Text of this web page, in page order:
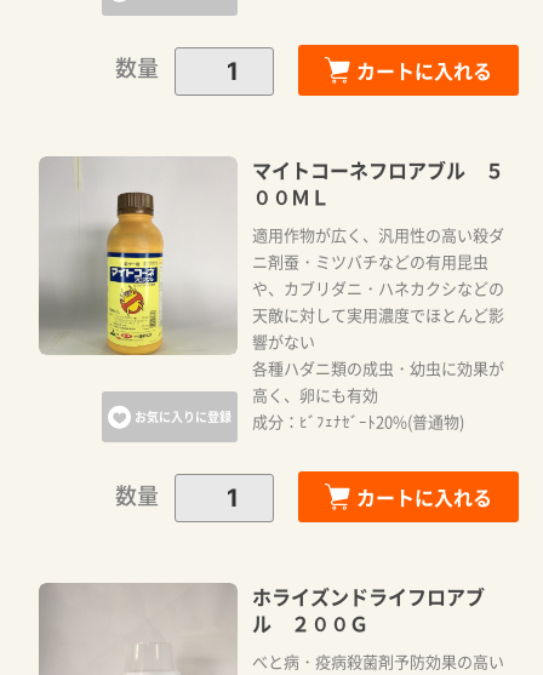
数量 カートに入れる
お気に入りに登録
マイトコーネフロアブル ５
００ＭＬ
適用作物が広く、汎用性の高い殺ダ
ニ剤蚕・ミツバチなどの有用昆虫
や、カブリダニ・ハネカクシなどの
天敵に対して実用濃度でほとんど影
響がない
各種ハダニ類の成虫・幼虫に効果が
高く、卵にも有効
成分：ﾋﾞﾌｪﾅｾﾞｰﾄ20%(普通物)
数量 カートに入れる
ホライズンドライフロアブ
ル ２００Ｇ
べと病・疫病殺菌剤予防効果の高い